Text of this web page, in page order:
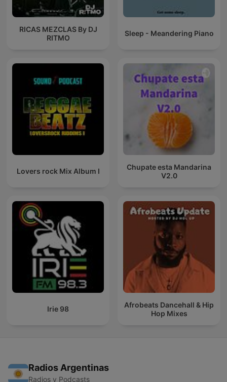
RICAS MEZCLAS By DJ
RITMO
Sleep - Meandering Piano
Lovers rock Mix Album I
Chupate esta Mandarina
V2.0
Irie 98
Afrobeats Dancehall & Hip
Hop Mixes
Radios Argentinas
Radios y Podcasts